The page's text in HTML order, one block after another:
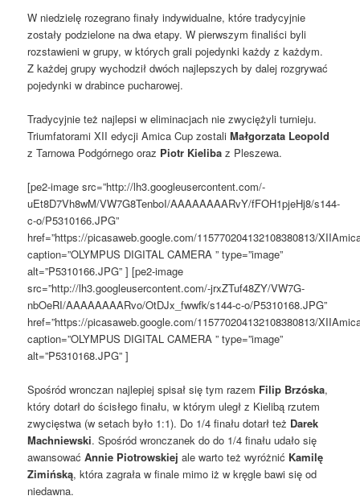
W niedzielę rozegrano finały indywidualne, które tradycyjnie
zostały podzielone na dwa etapy. W pierwszym finaliści byli
rozstawieni w grupy, w których grali pojedynki każdy z każdym.
Z każdej grupy wychodził dwóch najlepszych by dalej rozgrywać
pojedynki w drabince pucharowej.
Tradycyjnie też najlepsi w eliminacjach nie zwyciężyli turnieju.
Triumfatorami XII edycji Amica Cup zostaliMałgorzata Leopold
z Tarnowa Podgórnego oraz Piotr Kieliba z Pleszewa.
[pe2-image src=”http://lh3.googleusercontent.com/-
uEt8D7Vh8wM/VW7G8TenboI/AAAAAAAARvY/fFOH1pjeHj8/s144-
c-o/P5310166.JPG”
href=”https://picasaweb.google.com/115770204132108380813/
caption=”OLYMPUS DIGITAL CAMERA ” type=”image”
alt=”P5310166.JPG” ] [pe2-image
src=”http://lh3.googleusercontent.com/-jrxZTuf48ZY/VW7G-
nbOeRI/AAAAAAAARvo/OtDJx_fwwfk/s144-c-o/P5310168.JPG”
href=”https://picasaweb.google.com/115770204132108380813/
caption=”OLYMPUS DIGITAL CAMERA ” type=”image”
alt=”P5310168.JPG” ]
Spośród wronczan najlepiej spisał się tym razem Filip Brzóska,
który dotarł do ścisłego finału, w którym uległ z Kielibą rzutem
zwycięstwa (w setach było 1:1). Do 1/4 finału dotarł też Darek
Machniewski. Spośród wronczanek do do 1/4 finału udało się
awansowaćAnnie Piotrowskiej ale warto też wyróżnić Kamilę
Zimińską, która zagrała w finale mimo iż w kręgle bawi się od
niedawna.